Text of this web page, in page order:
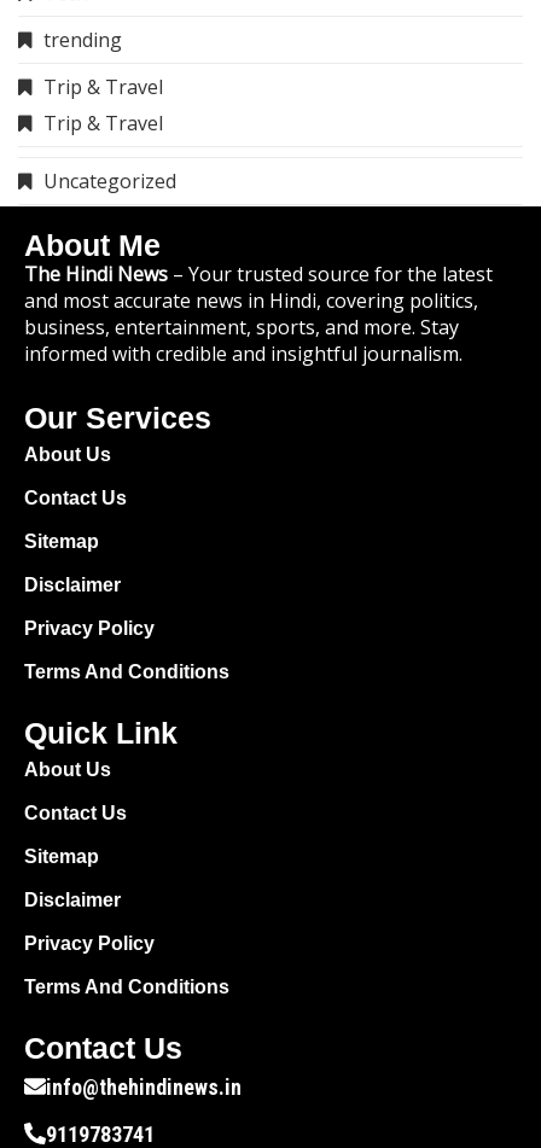
About Me
The Hindi News
and most accurate news in Hindi, covering politics,
business, entertainment, sports, and more. Stay
Our Services
About Us
Contact Us
Sitemap
Privacy Policy
Quick Link
Privacy Policy
Contact Us
info@thehindinews.in
9119783741
Copyright © 2025 TheHindiNews.in All
rights reserved.